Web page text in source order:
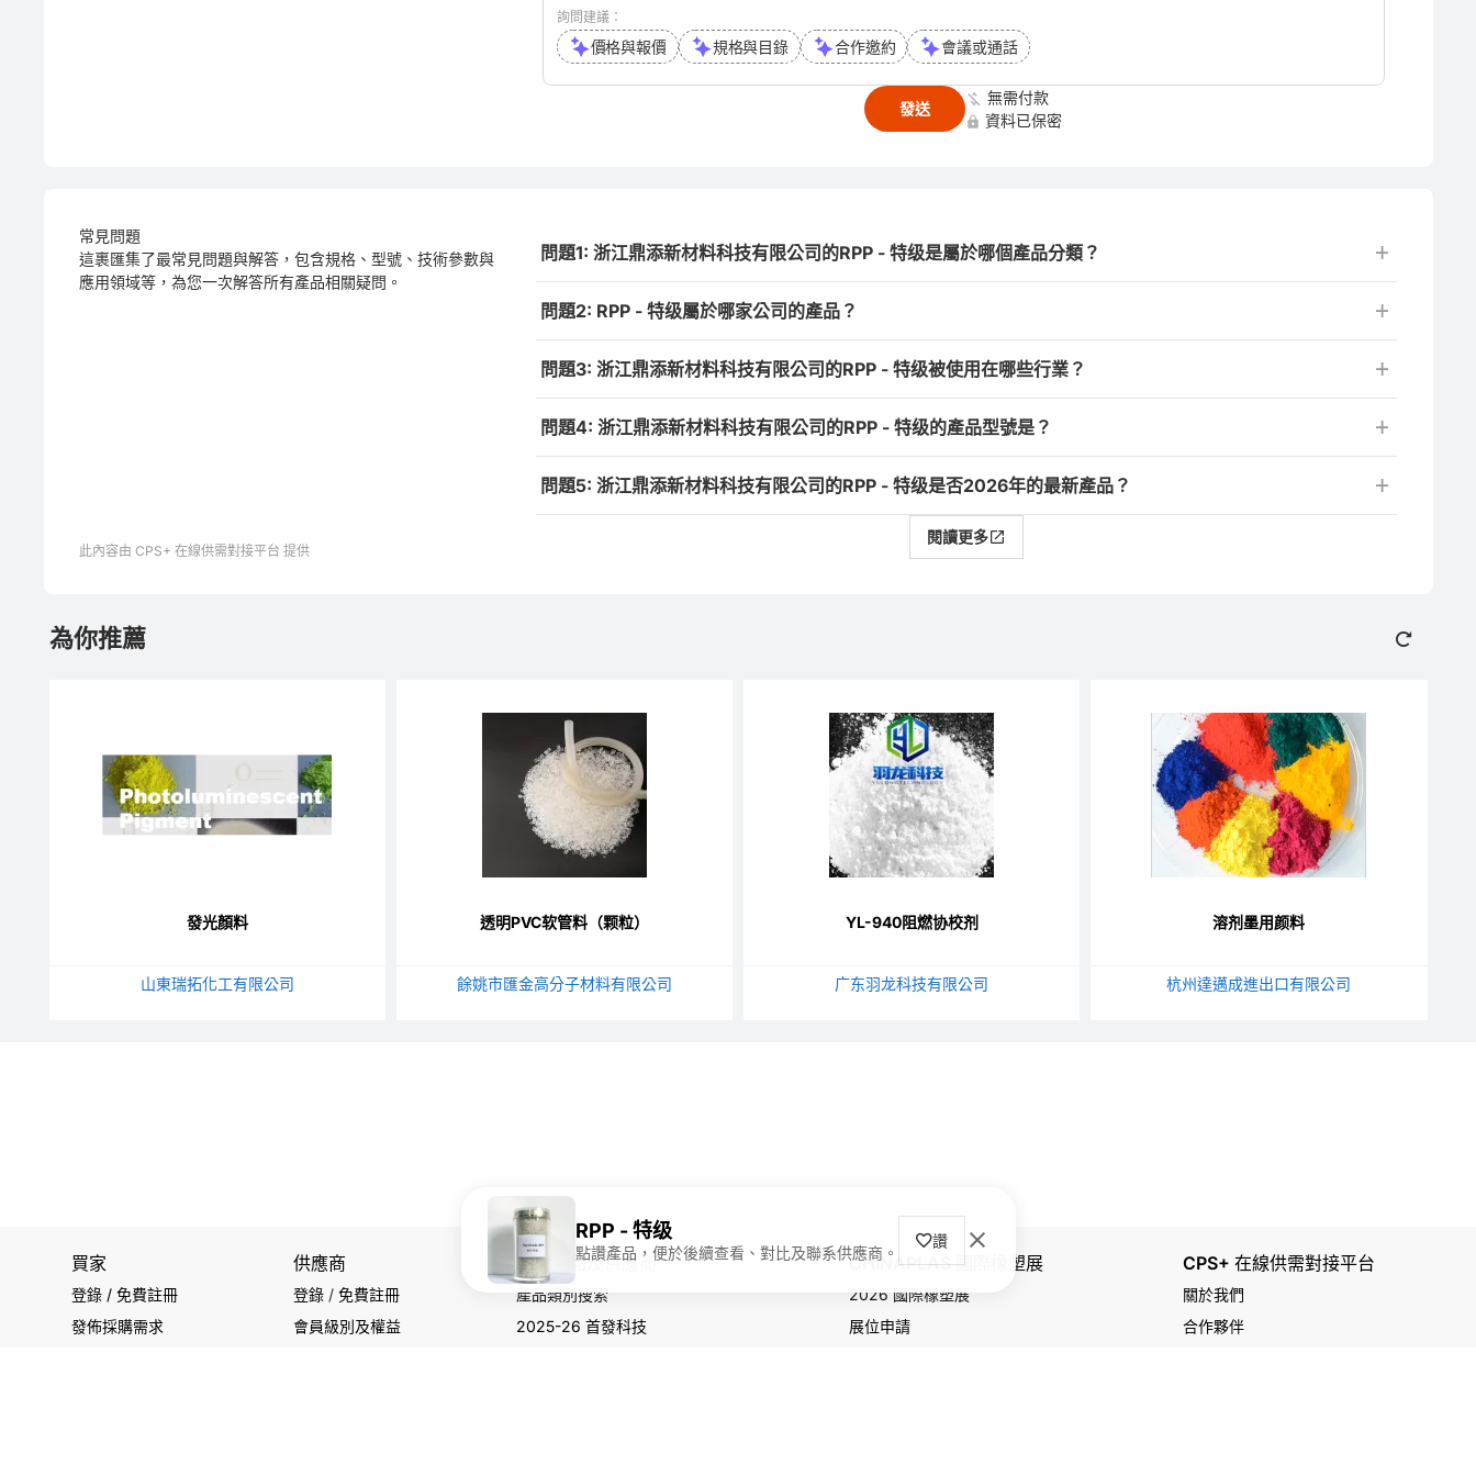
詢問建議：
價格與報價 規格與目錄 合作邀約 會議或通話
發送
無需付款
資料已保密
常見問題
這裹匯集了最常見問題與解答，包含規格、型號、技術參數與
應用領域等，為您一次解答所有產品相關疑問。
問題1: 浙江鼎添新材料科技有限公司的RPP - 特级是屬於哪個產品分類？
問題2: RPP - 特级屬於哪家公司的產品？
問題3: 浙江鼎添新材料科技有限公司的RPP - 特级被使用在哪些行業？
問題4: 浙江鼎添新材料科技有限公司的RPP - 特级的產品型號是？
問題5: 浙江鼎添新材料科技有限公司的RPP - 特级是否2026年的最新產品？
閱讀更多
此內容由 CPS+ 在線供需對接平台 提供
RPP - 特级
點讚產品，便於後續查看、對比及聯系供應商。
讚
為你推薦
發光顏料
山東瑞拓化工有限公司
透明PVC软管料（颗粒）
餘姚市匯金高分子材料有限公司
YL-940阻燃协校剂
广东羽龙科技有限公司
溶剂墨用颜料
杭州達邁成進出口有限公司
買家
登錄 / 免費註冊
發佈採購需求
供應商
登錄 /免費註冊
會員級別及權益
尋找產品及供應商
產品類別搜索
2025-26 首發科技
CHINAPLAS 國際橡塑展
2026 國際橡塑展
展位申請
CPS+ 在線供需對接平台
關於我們
合作夥伴